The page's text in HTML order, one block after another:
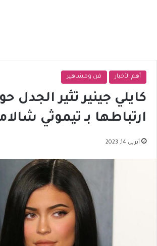
أهم الأخبار فن ومشاهير
كايلي جينير تثير الجدل
ارتباطها بـ تيموثي
أبريل 14, 2023